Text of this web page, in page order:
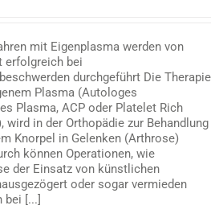
mit Eigenplasma werden von
erfolgreich bei
durchgeführt Die Therapie
Plasma (Autologes
Plasma, ACP oder Platelet Rich
wird in der Orthopädie zur Behandlung
Knorpel in Gelenken (Arthrose)
können Operationen, wie
der Einsatz von künstlichen
oder sogar vermieden
bei [...]